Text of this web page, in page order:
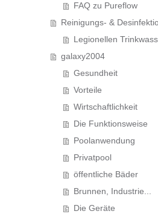
FAQ zu Pureflow
Reinigungs- &
Legionellen
galaxy2004
Gesundheit
Vorteile
Wirtschaftlichkeit
Die Funktionsweise
Poolanwendung
Privatpool
öffentliche Bäder
Brunnen, Industrie...
Die Geräte